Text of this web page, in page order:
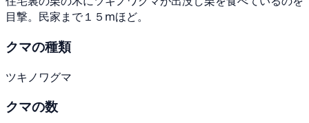
目撃。民家まで１５mほど。
クマの種類
ツキノワグマ
クマの数